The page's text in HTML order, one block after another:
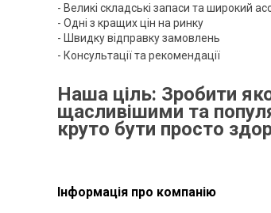
- Великі складські запаси та широкий
- Одні з кращих цін на ринку
- Швидку відправку замовлень
- Консультації та рекомендації
Наша ціль: Зробити
щасливішими та
круто бути просто
Інформація про компанію